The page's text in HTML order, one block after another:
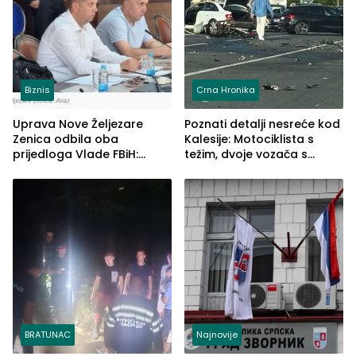
Biznis
Uprava Nove Željezare
Zenica odbila oba
prijedloga Vlade FBiH:
rješenje
Crna Hronika
Poznati detalji nesreće kod
Kalesije: Motociklista s
težim, dvoje vozača s
BRATUNAC Najnovije